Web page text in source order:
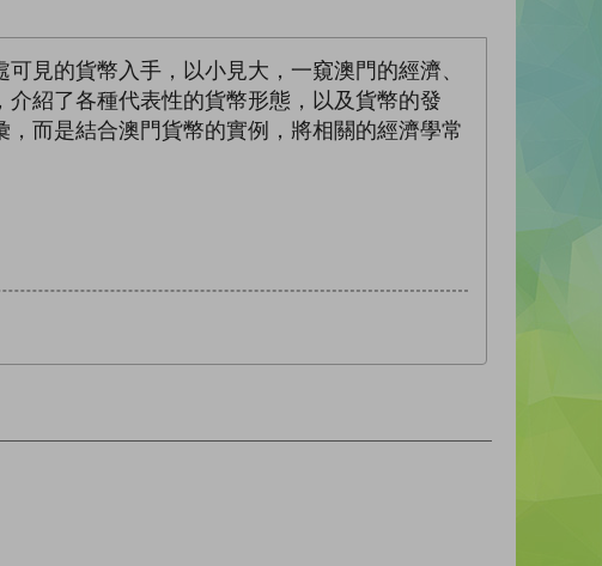
見的貨幣入手，以小見大，一窺澳門的經濟、
紹了各種代表性的貨幣形態，以及貨幣的發
而是結合澳門貨幣的實例，將相關的經濟學常